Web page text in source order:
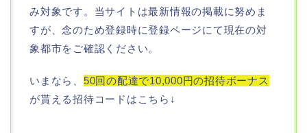
み対象です。当サイトは最新情報の掲載に努めま
すが、念のため登録時に登録ページにて現在の対
象都市をご確認ください。
いまなら、 50回の配達で10,000円の招待ボーナス
が貰える招待コードはこちら↓